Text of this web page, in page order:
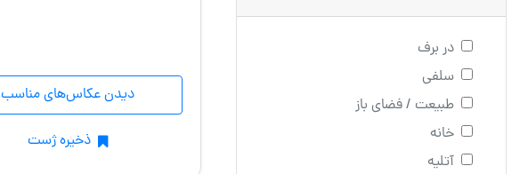
در برف
سلفی
طبیعت / فضای باز
خانه
آتلیه
دیدن عکاس‌های مناسب
ذخیره ژست